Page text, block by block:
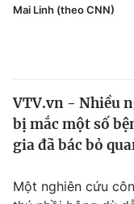
Thế giới
Kinh tế
Y tế
Mai Linh (theo CNN)
VTV.vn - Nhiều
bị mắc một số
gia đã bác bỏ
Một nghiên cứu